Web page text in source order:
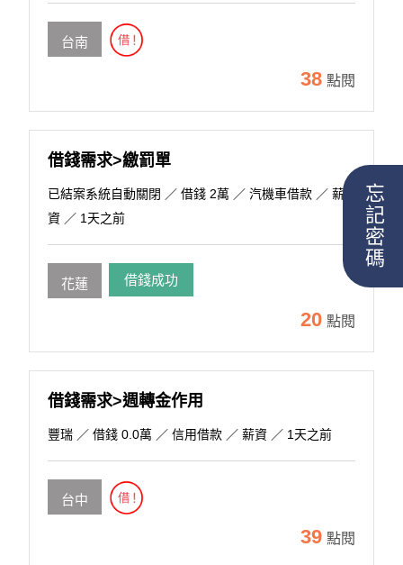
台南
38 點閱
借錢需求>繳罰單
已結案系統自動關閉 ／ 借錢 2萬 ／ 汽機車借款 ／ 薪
資 ／ 1天之前
花蓮 借錢成功
20 點閱
借錢需求>週轉金作用
豐瑞 ／ 借錢 0.0萬 ／ 信用借款 ／ 薪資 ／ 1天之前
台中
39 點閱
忘記密碼